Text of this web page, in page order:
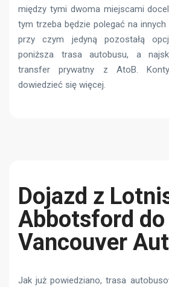
między tymi dwoma miejscami
tym trzeba będzie polegać na
przy czym jedyną pozostałą
poniższa trasa autobusu, a
transfer prywatny z AtoB.
dowiedzieć się więcej.
Dojazd z
Abbotsford do
Vancouver
Jak już powiedziano, trasa